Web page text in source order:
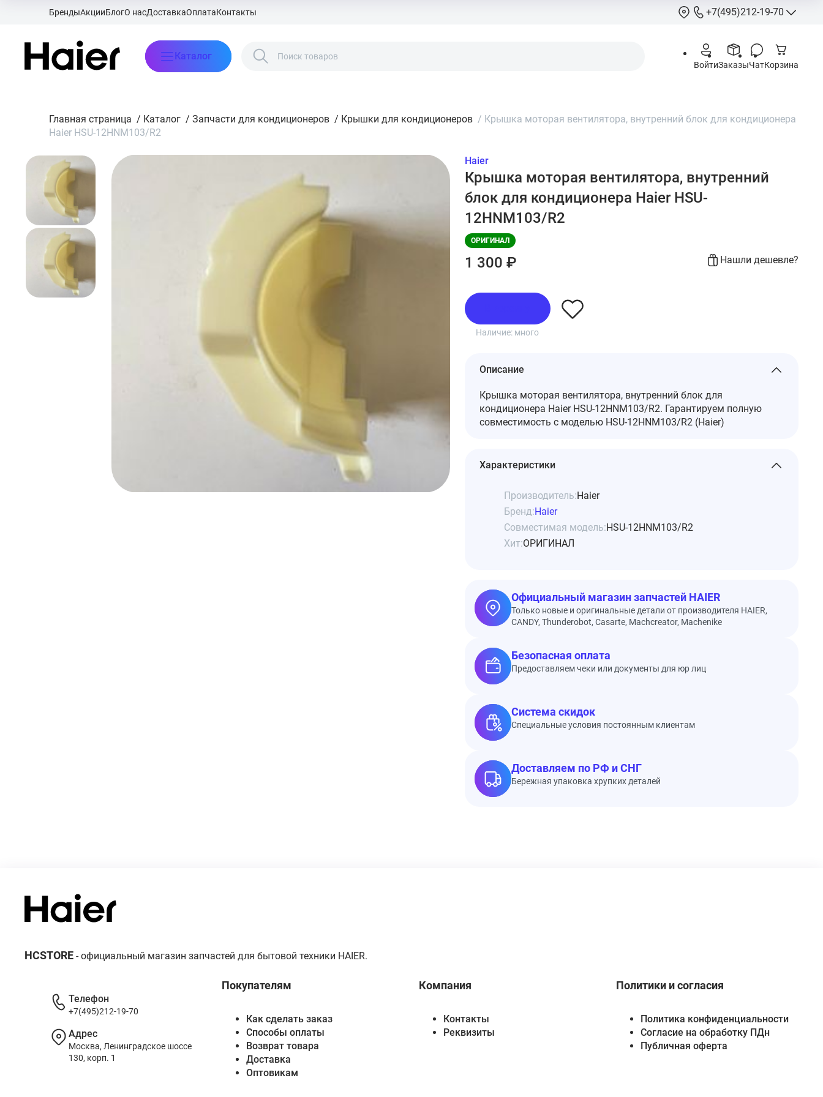
БрендыАкцииБлогО насДоставкаОплатаКонтакты +7(495)212-19-70
info@hcstore.ru
Выходные:
шоссе 130, корп.
Каталог
ВойтиЗаказыЧатКорзина
Главная страница / Каталог / Запчасти для кондиционеров / Крышки для кондиционеров / Крышка моторая вентилятора, внутренний блок для кондиционера
Haier HSU-12HNM103/R2
Haier
Крышка моторая вентилятора, внутренний
блок для кондиционера Haier HSU-
12HNM103/R2
ОРИГИНАЛ
1 300 ₽ Нашли дешевле?
Наличие: много
Описание
Крышка моторая вентилятора, внутренний блок для
кондиционера Haier HSU-12HNM103/R2. Гарантируем полную
совместимость с моделью HSU-12HNM103/R2 (Haier)
Характеристики
Производитель:Haier
Бренд:Haier
Совместимая модель:HSU-12HNM103/R2
Хит:ОРИГИНАЛ
Официальный магазин запчастей HAIER
Только новые и оригинальные детали от производителя HAIER,
CANDY, Thunderobot, Casarte, Machcreator, Machenike
Безопасная оплата
Предоставляем чеки или документы для юр лиц
Система скидок
Специальные условия постоянным клиентам
Доставляем по РФ и СНГ
Бережная упаковка хрупких деталей
HCSTORE - официальный магазин запчастей для бытовой техники HAIER.
Покупателям
Как сделать заказ
Способы оплаты
Возврат товара
Доставка
Оптовикам
Компания
Контакты
Реквизиты
Политики и согласия
Политика конфиденциальности
Согласие на обработку ПДн
Публичная оферта
Телефон
+7(495)212-19-70
Адрес
Москва, Ленинградское шоссе
130, корп. 1